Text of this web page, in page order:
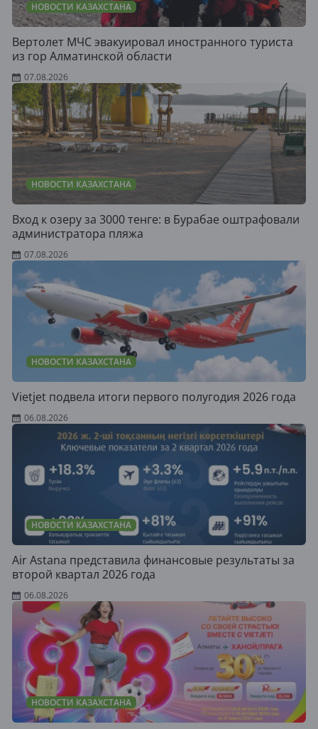
НОВОСТИ КАЗАХСТАНА
Вертолет МЧС эвакуировал иностранного туриста
из гор Алматинской области
07.08.2026
НОВОСТИ КАЗАХСТАНА
Вход к озеру за 3000 тенге: в Бурабае оштрафовали
администратора пляжа
07.08.2026
НОВОСТИ КАЗАХСТАНА
Vietjet подвела итоги первого полугодия 2026 года
06.08.2026
НОВОСТИ КАЗАХСТАНА
Air Astana представила финансовые результаты за
второй квартал 2026 года
06.08.2026
НОВОСТИ КАЗАХСТАНА